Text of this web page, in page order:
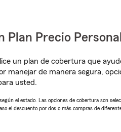
Plan Precio
un plan de cobertura que
manejar de manera segura,
usted.
el estado. Las opciones de cobertura son
el descuento por dos o más compras de